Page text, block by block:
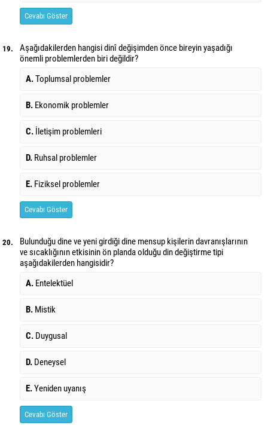
Cevabı Göster
19.
Aşağıdakilerden hangisi dinî değişimden önce bireyin yaşadığı
önemli problemlerden biri değildir?
A.Toplumsal problemler
B. Ekonomik problemler
C. İletişim problemleri
D. Ruhsal problemler
E. Fiziksel problemler
Cevabı Göster
20.
Bulunduğu dine ve yeni girdiği dine mensup kişilerin davranışlarının
ve sıcaklığının etkisinin ön planda olduğu din değiştirme tipi
aşağıdakilerden hangisidir?
A. Entelektüel
B. Mistik
C. Duygusal
D. Deneysel
E.Yeniden uyanış
Cevabı Göster